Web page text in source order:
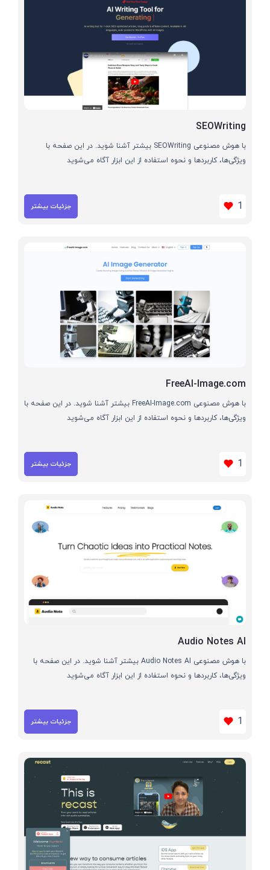
SEOWriting
با هوش مصنوعی SEOWriting بیشتر آشنا شوید. در این صفحه با
ویژگی‌ها، کاربردها و نحوه استفاده از این ابزار آگاه می‌شوید
1 جزئیات بیشتر
FreeAI-Image.com
با هوش مصنوعی FreeAI-Image.com بیشتر آشنا شوید. در این صفحه با
ویژگی‌ها، کاربردها و نحوه استفاده از این ابزار آگاه می‌شوید
1 جزئیات بیشتر
Audio Notes AI
با هوش مصنوعی Audio Notes AI بیشتر آشنا شوید. در این صفحه با
ویژگی‌ها، کاربردها و نحوه استفاده از این ابزار آگاه می‌شوید
1 جزئیات بیشتر